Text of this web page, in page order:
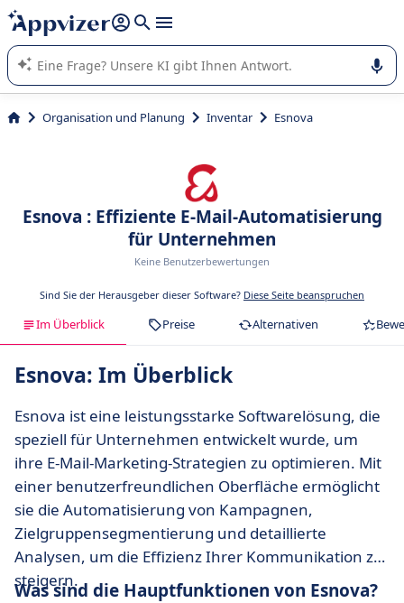
beantworten (mehrere Zeilen mit
Die KI von Appvizer führt Sie bei der Nutzung oder Auswahl
von SaaS-Software in Unternehmen.
Organisation und Planung Inventar Esnova
Esnova : Effiziente E-Mail-Automatisierung
für Unternehmen
Keine Benutzerbewertungen
Sind Sie der Herausgeber dieser Software? Diese Seite beanspruchen
Im Überblick Preise Alternativen
Esnova: Im Überblick
Esnova ist eine leistungsstarke Softwarelösung, die
speziell für Unternehmen entwickelt wurde, um
ihre E-Mail-Marketing-Strategien zu optimieren. Mit
einer benutzerfreundlichen Oberfläche ermöglicht
sie die Automatisierung von Kampagnen,
Zielgruppensegmentierung und detaillierte
Analysen, um die Effizienz Ihrer Kommunikation zu
steigern.
Was sind die Hauptfunktionen von Esnova?